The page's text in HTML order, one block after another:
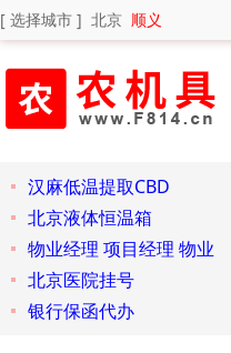
[ 选择城市 ] 北京 顺义
汉麻低温提取CBD
北京液体恒温箱
物业经理 项目经理 物业
北京医院挂号
银行保函代办